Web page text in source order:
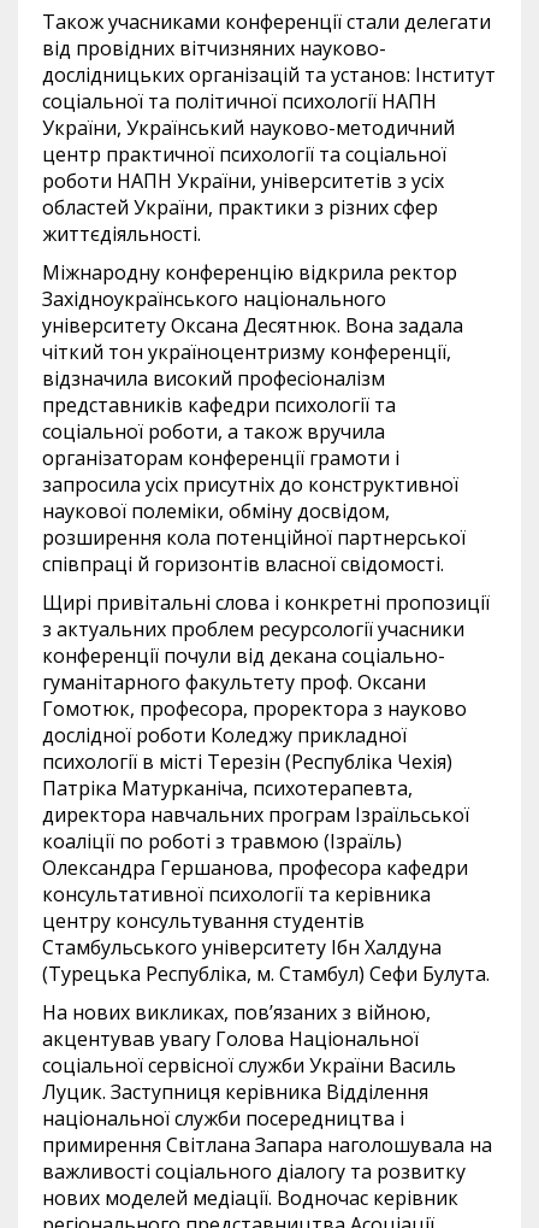
Також учасниками конференції стали делегати
від провідних вітчизняних науково-
дослідницьких організацій та установ: Інститут
соціальної та політичної психології НАПН
України, Український науково-методичний
центр практичної психології та соціальної
роботи НАПН України, університетів з усіх
областей України, практики з різних сфер
життєдіяльності.
Міжнародну конференцію відкрила ректор
Західноукраїнського національного
університету Оксана Десятнюк. Вона задала
чіткий тон україноцентризму конференції,
відзначила високий професіоналізм
представників кафедри психології та
соціальної роботи, а також вручила
організаторам конференції грамоти і
запросила усіх присутніх до конструктивної
наукової полеміки, обміну досвідом,
розширення кола потенційної партнерської
співпраці й горизонтів власної свідомості.
Щирі привітальні слова і конкретні пропозиції
з актуальних проблем ресурсології учасники
конференції почули від декана соціально-
гуманітарного факультету проф. Оксани
Гомотюк, професора, проректора з науково
дослідної роботи Коледжу прикладної
психології в місті Терезін (Республіка Чехія)
Патріка Матурканіча, психотерапевта,
директора навчальних програм Ізраїльської
коаліції по роботі з травмою (Ізраїль)
Олександра Гершанова, професора кафедри
консультативної психології та керівника
центру консультування студентів
Стамбульського університету Ібн Халдуна
(Турецька Республіка, м. Стамбул) Сефи Булута.
На нових викликах, пов’язаних з війною,
акцентував увагу Голова Національної
соціальної сервісної служби України Василь
Луцик. Заступниця керівника Відділення
національної служби посередництва і
примирення Світлана Запара наголошувала на
важливості соціального діалогу та розвитку
нових моделей медіації. Водночас керівник